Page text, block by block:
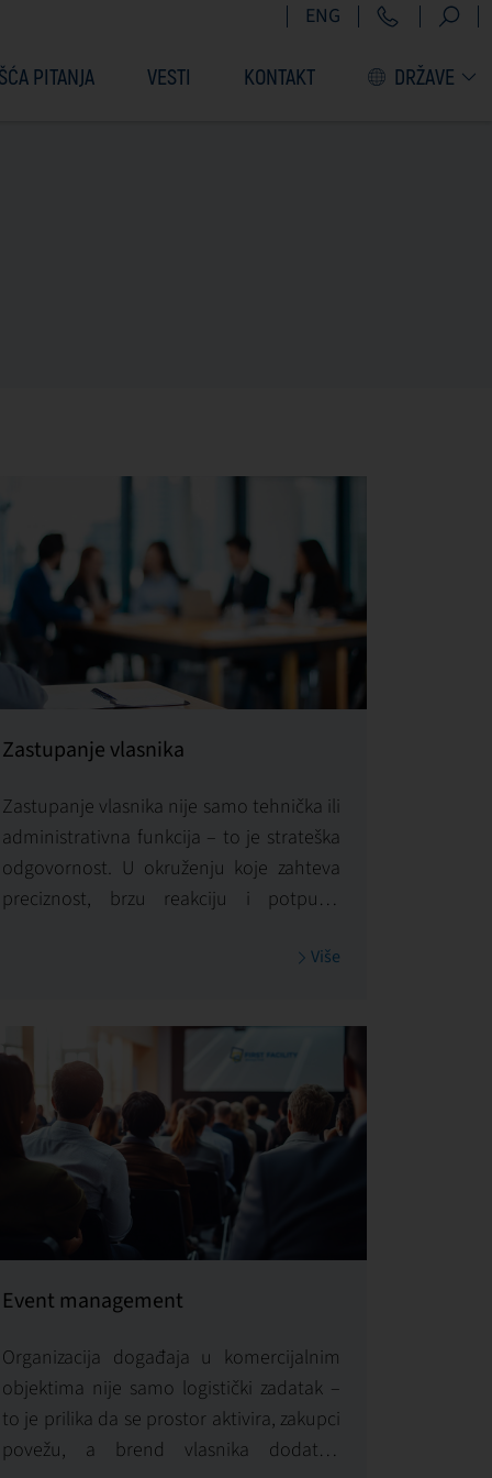
ENG +381 11
PITANJA VESTI KONTAKT DRŽAVE
Zastupanje vlasnika
Zastupanje vlasnika nije samo tehnička ili
administrativna funkcija – to je strateška
odgovornost. U okruženju koje zahteva
preciznost, brzu reakciju i potpuno
preuzima ulogu pouzdanog predstavnika
pravnim, finansijskim i operativnim.
Više
Event management
Organizacija događaja u komercijalnim
objektima nije samo logistički zadatak –
to je prilika da se prostor aktivira, zakupci
povežu, a brend vlasnika dodatno